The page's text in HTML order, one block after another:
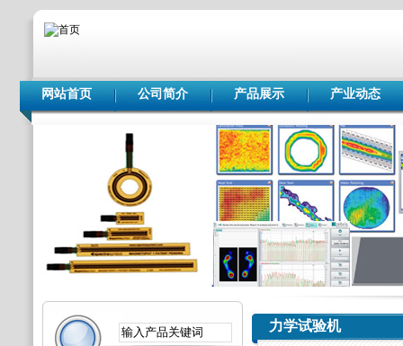
网站首页 公司简介 产品展示 产业动态
力学试验机